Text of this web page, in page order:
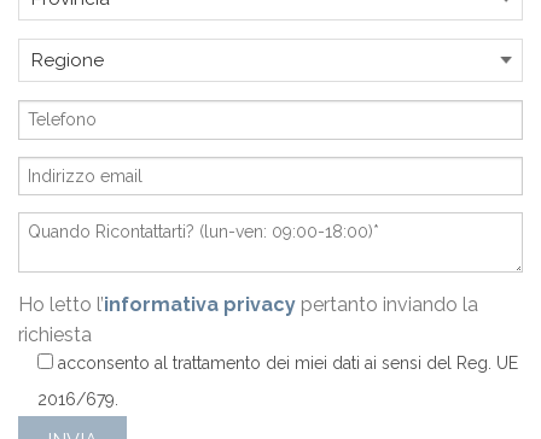
Ho letto l’informativa privacy pertanto inviando la
richiesta
acconsento al trattamento dei miei dati ai sensi del Reg. UE
2016/679.